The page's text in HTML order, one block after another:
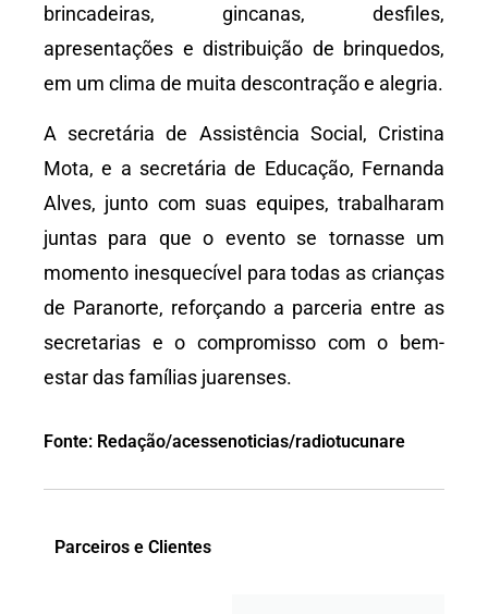
brincadeiras, gincanas, desfiles,
apresentações e distribuição de brinquedos,
em um clima de muita descontração e alegria.
A secretária de Assistência Social, Cristina
Mota, e a secretária de Educação, Fernanda
Alves, junto com suas equipes, trabalharam
juntas para que o evento se tornasse um
momento inesquecível para todas as crianças
de Paranorte, reforçando a parceria entre as
secretarias e o compromisso com o bem-
estar das famílias juarenses.
Fonte: Redação/acessenoticias/radiotucunare
Parceiros e Clientes